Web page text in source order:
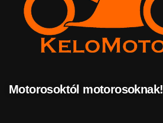
Motorosoktól motorosoknak!